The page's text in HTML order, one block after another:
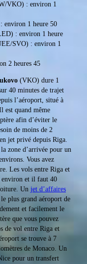
VKO) : environ 1
environ 1 heure 50
: environ 1 heure
SVO) : environ 1
2 heures 45
(VKO) dure 1
40 minutes de trajet
l’aéroport, situé à
est quand même
afin d’éviter le
de moins de 2
jet privé depuis Riga.
zone d’arrivée pour un
Vous avez
Les vols entre Riga et
et il faut 40
Un jet d’affaires
plus grand aéroport de
et facilement le
que vous pouvez
de vol entre Riga et
se trouve à 7
de Monaco. Un
pour un transfert